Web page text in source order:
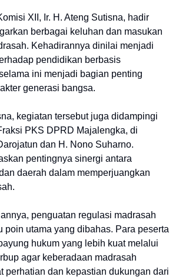
XII, Ir. H. Ateng Sutisna, hadir
berbagai keluhan dan masukan
Kehadirannya dinilai menjadi
pendidikan berbasis
ini menjadi bagian penting
generasi bangsa.
kegiatan tersebut juga didampingi
PKS DPRD Majalengka, di
dan H. Nono Suharno.
pentingnya sinergi antara
daerah dalam memperjuangkan
penguatan regulasi madrasah
poin utama yang dibahas. Para peserta
hukum yang lebih kuat melalui
agar keberadaan madrasah
perhatian dan kepastian dukungan dari